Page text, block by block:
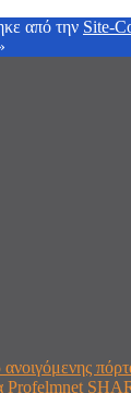
από την Site-
Profelmnet